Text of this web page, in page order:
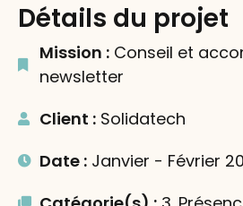
Détails du projet
Mission :Conseil et
newsletter
Client :Solidatech
Date :Janvier - Février